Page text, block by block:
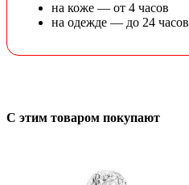
на коже — от 4 часов
на одежде — до 24 часов
С этим товаром покупают